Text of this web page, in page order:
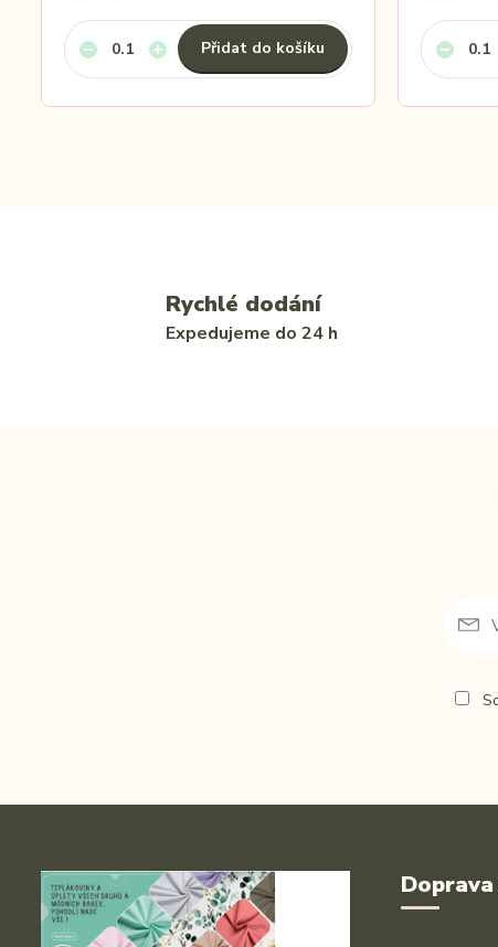
Přidat do košíku
Rychlé dodání
Expedujeme do 24 h